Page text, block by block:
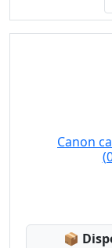
Canon
📦